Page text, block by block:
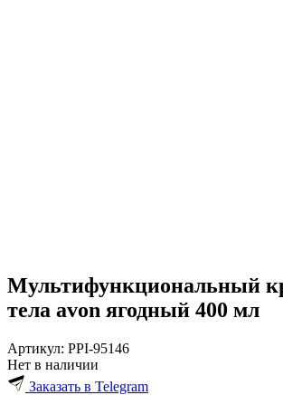
Мультифункциональный
тела avon ягодный 400 мл
Артикул: PPI-95146
Нет в наличии
Заказать в Telegram